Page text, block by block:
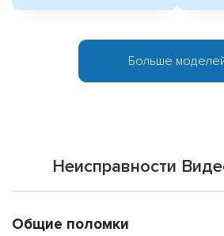
Больше
Неисправности
Общие поломки